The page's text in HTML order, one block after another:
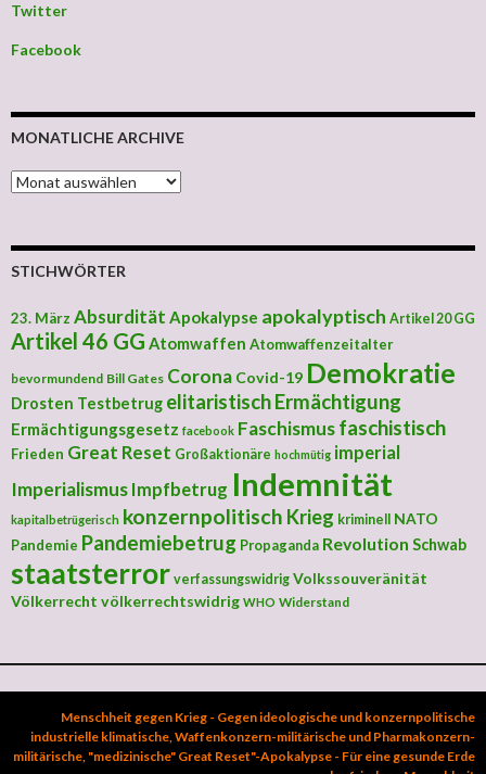
Twitter
Facebook
MONATLICHE ARCHIVE
MONATLICHE ARCHIVE
STICHWÖRTER
23. März Absurdität Apokalypse apokalyptisch Artikel 20 GG
Artikel 46 GG Atomwaffen Atomwaffenzeitalter
bevormundend Bill Gates Corona Covid-19 Demokratie
Drosten Testbetrug elitaristischErmächtigung
Ermächtigungsgesetz facebook Faschismusfaschistisch
Frieden Great Reset Großaktionäre hochmütig imperial
Imperialismus Impfbetrug Indemnität
kapitalbetrügerisch konzernpolitisch Krieg kriminell
NATO
Pandemie Pandemiebetrug Propaganda Revolution Schwab
staatsterror verfassungswidrig Volkssouveränität
Völkerrecht völkerrechtswidrig WHO Widerstand
Menschheit gegen Krieg - Gegen ideologische und konzernpolitische
industrielle klimatische, Waffenkonzern-militärische und Pharmakonzern-
militärische, "medizinische" Great Reset"-Apokalypse - Für eine gesunde Erde